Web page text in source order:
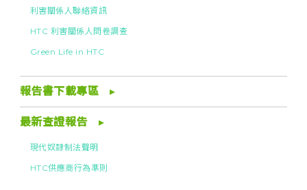
利害關係人聯絡資訊
HTC 利害關係人問卷調查
Green Life in HTC
報告書下載專區
最新查證報告
現代奴隸制法聲明
HTC供應商行為準則